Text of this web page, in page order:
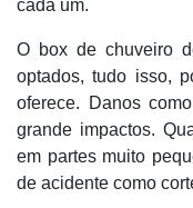
cada um.
O box de chuveiro
optados, tudo isso,
oferece. Danos
grande impactos.
em partes muito
de acidente como